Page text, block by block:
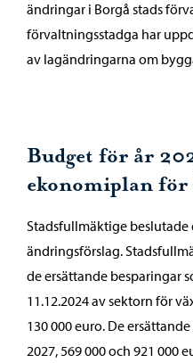
ändringar i Borgå stads
förvaltningsstadga har
av lagändringarna om
Budget för år
ekonomiplan för
Stadsfullmäktige
ändringsförslag.
de ersättande besparingar
11.12.2024 av sektorn för
130 000 euro. De
2027, 569 000 och 921 000